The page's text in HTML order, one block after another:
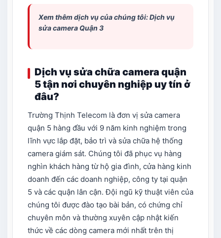
Xem thêm dịch vụ của chúng tôi: Dịch vụ
sửa camera Quận 3
Dịch vụ sửa chữa camera quận
5 tận nơi chuyên nghiệp uy tín ở
đâu?
Trường Thịnh Telecom là đơn vị sửa camera
quận 5 hàng đầu với 9 năm kinh nghiệm trong
lĩnh vực lắp đặt, bảo trì và sửa chữa hệ thống
camera giám sát. Chúng tôi đã phục vụ hàng
nghìn khách hàng từ hộ gia đình, cửa hàng kinh
doanh đến các doanh nghiệp, công ty tại quận
5 và các quận lân cận. Đội ngũ kỹ thuật viên của
chúng tôi được đào tạo bài bản, có chứng chỉ
chuyên môn và thường xuyên cập nhật kiến
thức về các dòng camera mới nhất trên thị